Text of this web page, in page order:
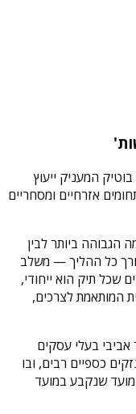
המעניק ייעוץ
אזרחיים ומסחריים
הגבוהה ביותר לבין
כל ההליך — משלב
שכל תיק הוא ייחודי,
המותאמת לצרכים,
אביבי בעלי עסקים
כספיים רבים, ובו
שנקבע במועד